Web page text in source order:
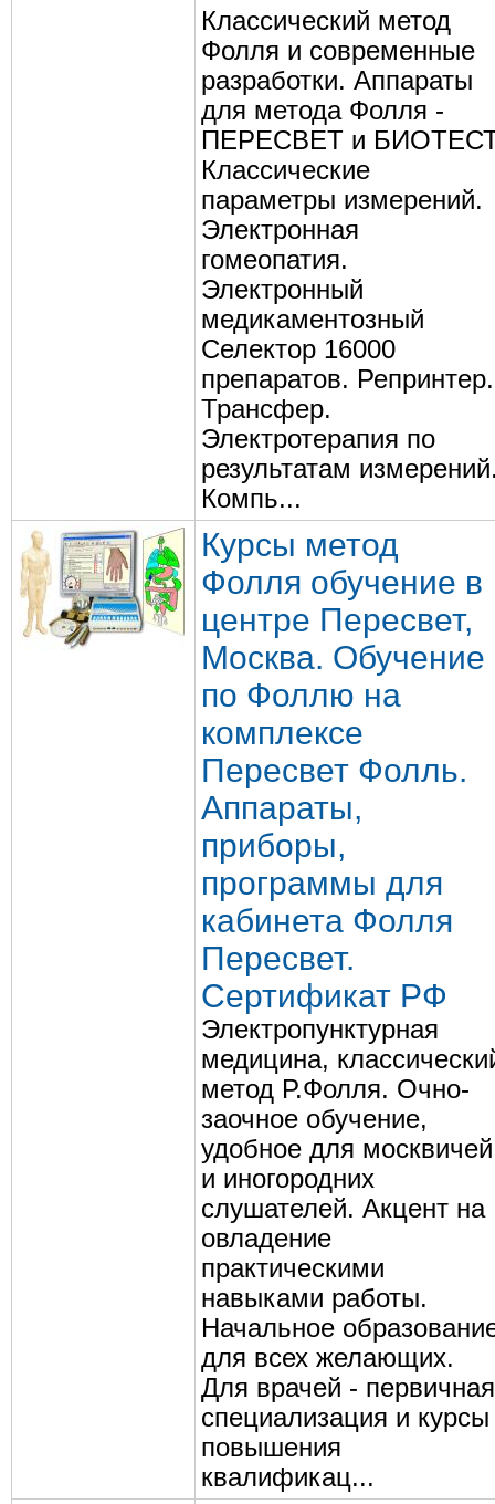
Классический метод
Фолля и современные
разработки. Аппараты
для метода Фолля -
ПЕРЕСВЕТ и
Классические
параметры измерений.
Электронная
гомеопатия.
Электронный
медикаментозный
Селектор 16000
препаратов. Репринтер.
Трансфер.
Электротерапия по
результатам
Компь...
Курсы метод
Фолля обучение в
центре Пересвет,
Москва. Обучение
по Фоллю на
комплексе
Пересвет Фолль.
Аппараты,
приборы,
программы для
кабинета Фолля
Пересвет.
Сертификат РФ
Электропунктурная
медицина,
метод Р.Фолля. Очно-
заочное обучение,
удобное для москвичей
и иногородних
слушателей. Акцент на
овладение
практическими
навыками работы.
Начальное
для всех желающих.
Для врачей - первичная
специализация и курсы
повышения
квалификац...